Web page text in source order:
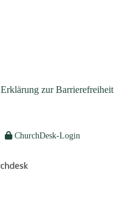
Erklärung zur Barrierefreiheit
ChurchDesk-Login